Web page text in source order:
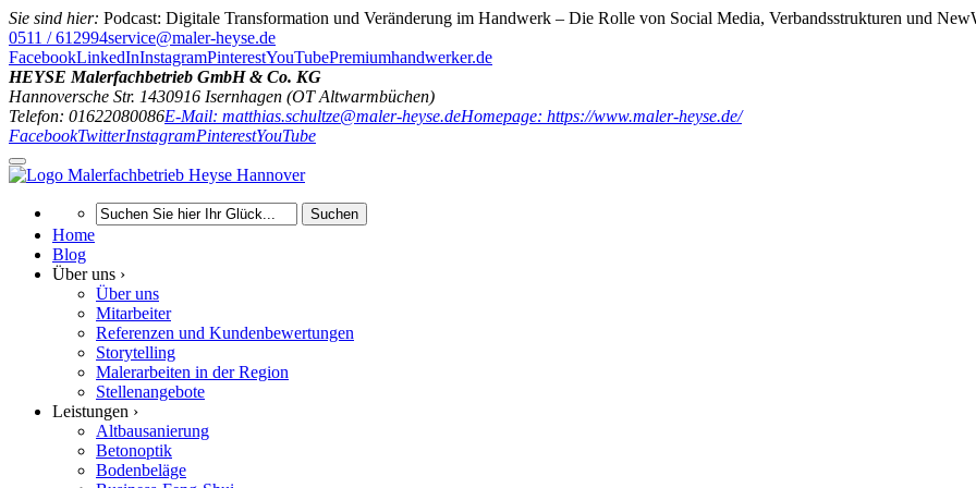
Sie sind hier: Podcast: Digitale Transformation und Veränderung im Handwerk – Die Rolle von Social Media, Verbandsstrukturen und
0511 / 612994service@maler-heyse.de
FacebookLinkedInInstagramPinterestYouTubePremiumhandwerker.de
HEYSE Malerfachbetrieb GmbH & Co. KG
Hannoversche Str. 1430916 Isernhagen (OT Altwarmbüchen)
Telefon: 01622080086E-Mail: matthias.schultze@maler-heyse.deHomepage: https://www.maler-heyse.de/
FacebookTwitterInstagramPinterestYouTube
Suchen
Home
Blog
Über uns ›
Über uns
Mitarbeiter
Referenzen und Kundenbewertungen
Storytelling
Malerarbeiten in der Region
Stellenangebote
Leistungen ›
Altbausanierung
Betonoptik
Bodenbeläge